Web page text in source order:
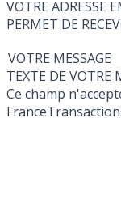
VOTRE ADRESSE
PERMET DE
VOTRE MESSAGE
Ce champ